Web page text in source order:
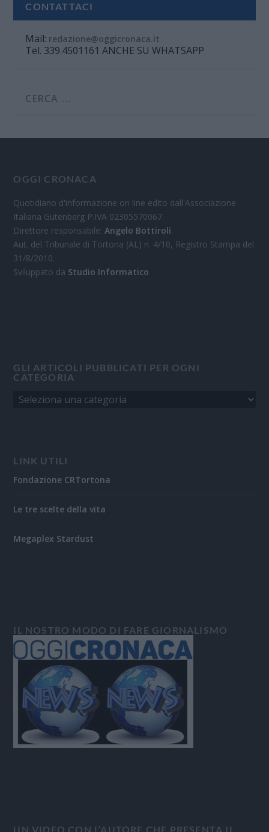
CONTATTACI
Mail: redazione@oggicronaca.it
Tel. 339.4501161 ANCHE SU WHATSAPP
OGGI CRONACA
Quotidiano d'informazione on line edito dall'Associazione
Italiana Gutenberg P.IVA 02305570067.
Direttore responsabile:Angelo Bottiroli.
Aut. del Tribunale di Tortona (AL) n. 4/10, Registro Stampa del
31/8/2010.
Sviluppato da Studio Informatico
GLI ARTICOLI PUBBLICATI PER OGNI
CATEGORIA
LINK UTILI
Fondazione CRTortona
Le tre scelte della vita
Megaplex Stardust
IL NOSTRO MODO DI FARE GIORNALISMO
UN VIDEO CON L’AUTORE CHE PRESENTA IL